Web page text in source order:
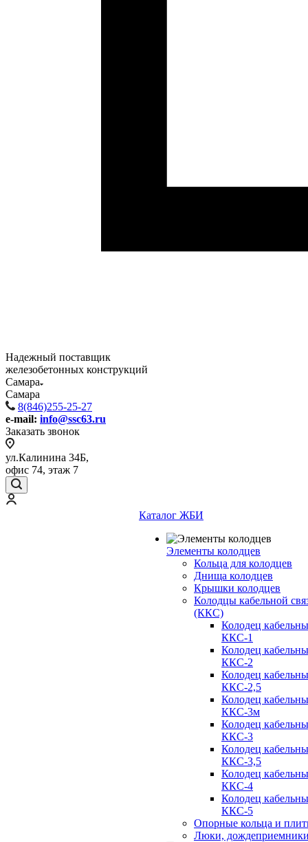
Надежный поставщик
железобетонных конструкций
Самара
Самара
8(846)255-25-27
e-mail: info@ssc63.ru
Заказать звонок
ул.Калинина 34Б,
офис 74, этаж 7
Каталог ЖБИ
Элементы колодцев
Кольца для колодцев
Днища колодцев
Крышки колодцев
Колодцы кабельной
(ККС)
Колодец
ККС-1
Колодец
ККС-2
Колодец
ККС-2,5
Колодец
ККС-3м
Колодец
ККС-3
Колодец
ККС-3,5
Колодец
ККС-4
Колодец
ККС-5
Опорные кольца и
Люки,